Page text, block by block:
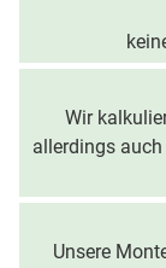
Wir
allerdings
Unsere